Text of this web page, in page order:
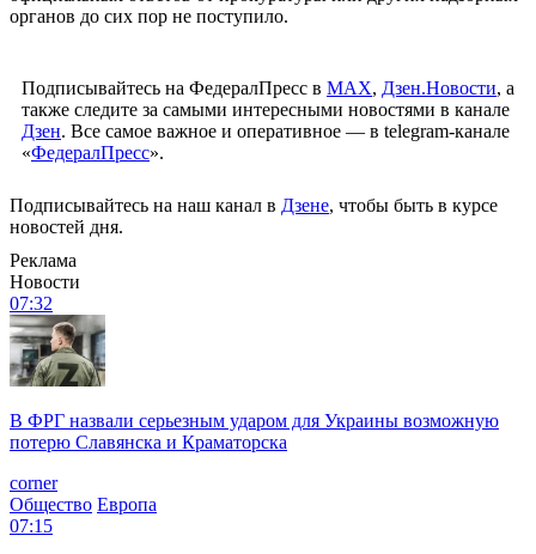
органов до сих пор не поступило.
Подписывайтесь на ФедералПресс в МАХ, Дзен.Новости, а
также следите за самыми интересными новостями в канале
Дзен. Все самое важное и оперативное — в telegram-канале
«ФедералПресс».
Подписывайтесь на наш канал в Дзене, чтобы быть в курсе
новостей дня.
Реклама
Новости
07:32
В ФРГ назвали серьезным ударом для Украины возможную
потерю Славянска и Краматорска
corner
Общество Европа
07:15